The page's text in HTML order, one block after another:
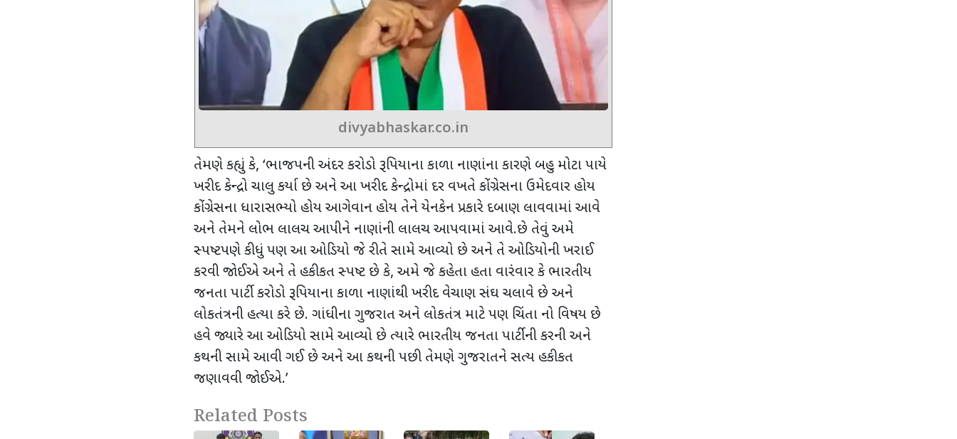
divyabhaskar.co.in
તેમણે કહ્યું કે, ‘ભાજપની અંદર કરોડો રૂપિયાના કાળા નાણાંના કારણે બહુ મોટા પાયે
ખરીદ કેન્દ્રો ચાલુ કર્યા છે અને આ ખરીદ કેન્દ્રોમાં દર વખતે કોંગ્રેસના ઉમેદવાર હોય
કોંગ્રેસના ધારાસભ્યો હોય આગેવાન હોય તેને યેનકેન પ્રકારે દબાણ લાવવામાં આવે
અને તેમને લોભ લાલચ આપીને નાણાંની લાલચ આપવામાં આવે.છે તેવું અમે
સ્પષ્ટપણે કીધું પણ આ ઓડિયો જે રીતે સામે આવ્યો છે અને તે ઓડિયોની ખરાઈ
કરવી જોઈએ અને તે હકીકત સ્પષ્ટ છે કે, અમે જે કહેતા હતા વારંવાર કે ભારતીય
જનતા પાર્ટી કરોડો રૂપિયાના કાળા નાણાંથી ખરીદ વેચાણ સંઘ ચલાવે છે અને
લોકતંત્રની હત્યા કરે છે. ગાંધીના ગુજરાત અને લોકતંત્ર માટે પણ ચિંતા નો વિષય છે
હવે જ્યારે આ ઓડિયો સામે આવ્યો છે ત્યારે ભારતીય જનતા પાર્ટીની કરની અને
કથની સામે આવી ગઈ છે અને આ કથની પછી તેમણે ગુજરાતને સત્ય હકીકત
જણાવવી જોઈએ.’
Related Posts